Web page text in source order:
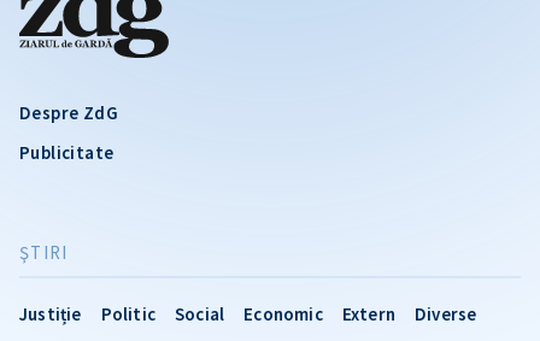
Despre ZdG
Publicitate
ŞTIRI
Justiție Politic Social Economic Extern Diverse